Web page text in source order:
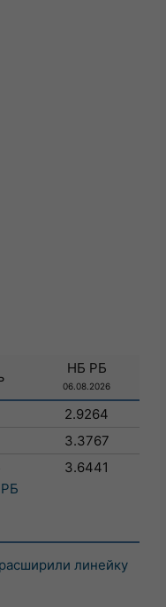
НБ РБ
06.08.2026
2.9264
3.3767
3.6441
линейку